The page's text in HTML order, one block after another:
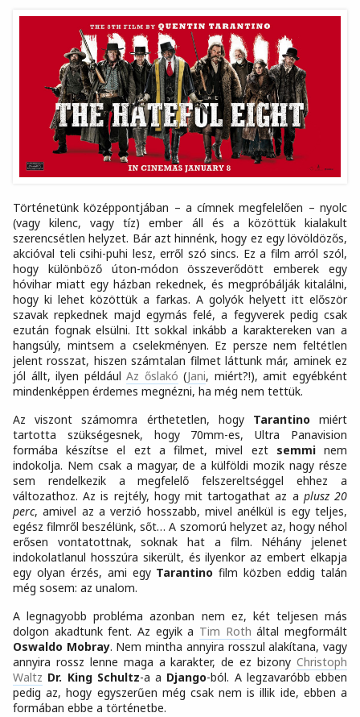
Történetünk középpontjában – a címnek megfelelően – nyolc
(vagy kilenc, vagy tíz) ember áll és a közöttük kialakult
szerencsétlen helyzet. Bár azt hinnénk, hogy ez egy lövöldözős,
akcióval teli csihi-puhi lesz, erről szó sincs. Ez a film arról szól,
hogy különböző úton-módon összeverődött emberek egy
hóvihar miatt egy házban rekednek, és megpróbálják kitalálni,
hogy ki lehet közöttük a farkas. A golyók helyett itt először
szavak repkednek majd egymás felé, a fegyverek pedig csak
ezután fognak elsülni. Itt sokkal inkább a karaktereken van a
hangsúly, mintsem a cselekményen. Ez persze nem feltétlen
jelent rosszat, hiszen számtalan filmet láttunk már, aminek ez
jól állt, ilyen példáulAz őslakó (Jani, miért?!), amit egyébként
mindenképpen érdemes megnézni, ha még nem tettük.
Az viszont számomra érthetetlen, hogy Tarantinomiért
tartotta szükségesnek, hogy 70mm-es, Ultra Panavision
formába készítse el ezt a filmet, mivel ezt semminem
indokolja. Nem csak a magyar, de a külföldi mozik nagy része
sem rendelkezik a megfelelő felszereltséggel ehhez a
változathoz. Az is rejtély, hogy mit tartogathat az a plusz 20
perc, amivel az a verzió hosszabb, mivel anélkül is egy teljes,
egész filmről beszélünk, sőt… A szomorú helyzet az, hogy néhol
erősen vontatottnak, soknak hat a film. Néhány jelenet
indokolatlanul hosszúra sikerült, és ilyenkor az embert elkapja
egy olyan érzés, ami egy Tarantino film közben eddig talán
még sosem: az unalom.
A legnagyobb probléma azonban nem ez, két teljesen más
dolgon akadtunk fent. Az egyik a Tim Roth által megformált
Oswaldo Mobray. Nem mintha annyira rosszul alakítana, vagy
annyira rossz lenne maga a karakter, de ez bizony Christoph
Waltz Dr. King Schultz-a a Django-ból. A legzavaróbb ebben
pedig az, hogy egyszerűen még csak nem is illik ide, ebben a
formában ebbe a történetbe.